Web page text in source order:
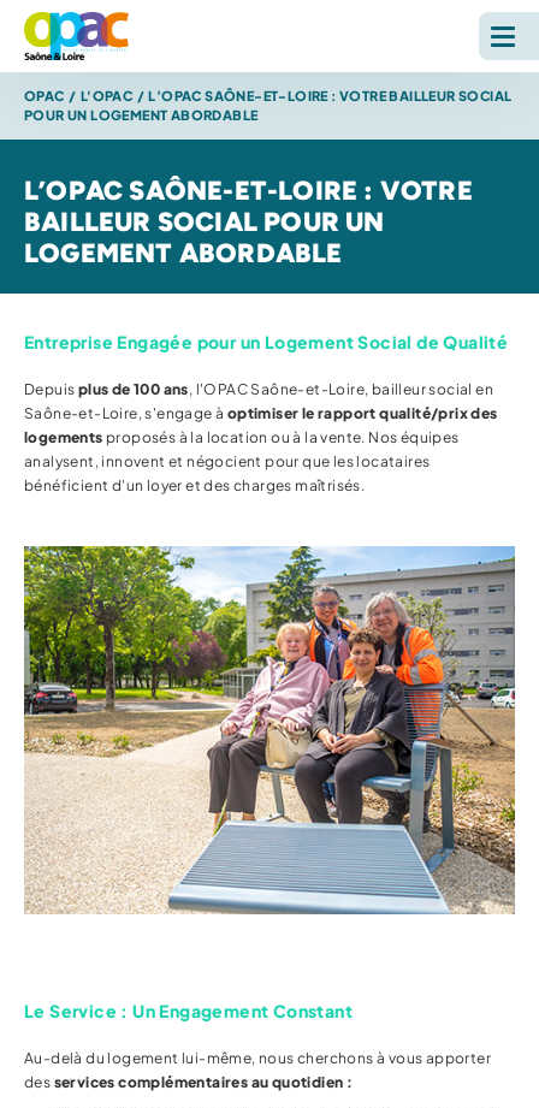
LOUER
L'OPAC
RECHERCHE SUR LE SITE *
ESPACE PERSONNEL
OPAC / L'OPAC / L’OPAC SAÔNE-ET-LOIRE : VOTRE BAILLEUR SOCIAL
POUR UN LOGEMENT ABORDABLE
L’OPAC SAÔNE-ET-LOIRE : VOTRE
BAILLEUR SOCIAL POUR UN
LOGEMENT ABORDABLE
Entreprise Engagée pour un Logement Social de Qualité
Depuis plus de 100 ans, l'OPAC Saône-et-Loire, bailleur social en
Saône-et-Loire, s'engage à optimiser le rapport qualité/prix des
logements proposés à la location ou à la vente. Nos équipes
analysent, innovent et négocient pour que les locataires
bénéficient d'un loyer et des charges maîtrisés.
Le Service : Un Engagement Constant
Au-delà du logement lui-même, nous cherchons à vous apporter
des services complémentaires au quotidien :